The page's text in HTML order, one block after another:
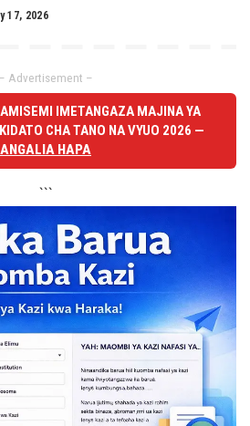
17, 2026
– Advertisement –
IMETANGAZA MAJINA YA
CHA TANO NA VYUO 2026 —
ANGALIA HAPA
```